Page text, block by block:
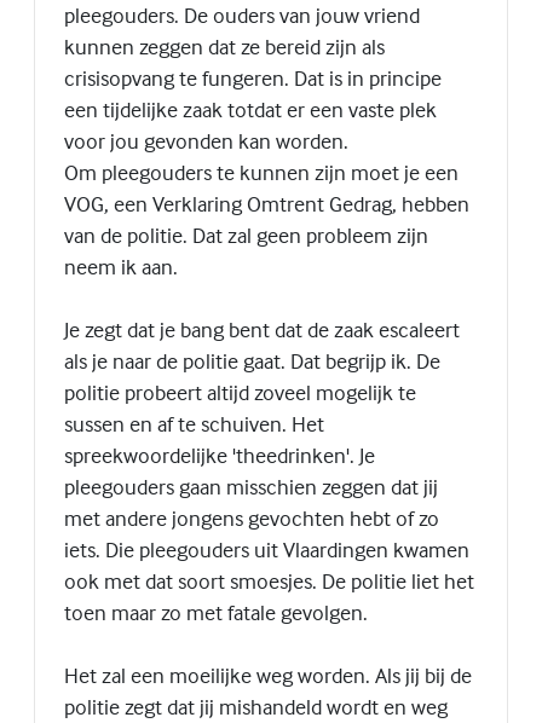
pleegouders. De ouders van jouw vriend
kunnen zeggen dat ze bereid zijn als
crisisopvang te fungeren. Dat is in principe
een tijdelijke zaak totdat er een vaste plek
voor jou gevonden kan worden.
Om pleegouders te kunnen zijn moet je een
VOG, een Verklaring Omtrent Gedrag, hebben
van de politie. Dat zal geen probleem zijn
neem ik aan.
Je zegt dat je bang bent dat de zaak escaleert
als je naar de politie gaat. Dat begrijp ik. De
politie probeert altijd zoveel mogelijk te
sussen en af te schuiven. Het
spreekwoordelijke 'theedrinken'. Je
pleegouders gaan misschien zeggen dat jij
met andere jongens gevochten hebt of zo
iets. Die pleegouders uit Vlaardingen kwamen
ook met dat soort smoesjes. De politie liet het
toen maar zo met fatale gevolgen.
Het zal een moeilijke weg worden. Als jij bij de
politie zegt dat jij mishandeld wordt en weg